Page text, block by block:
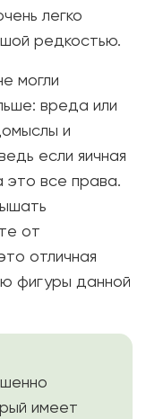
легко
редкостью.
могли
вреда или
и
если яичная
это все права.
от
отличная
фигуры данной
имеет